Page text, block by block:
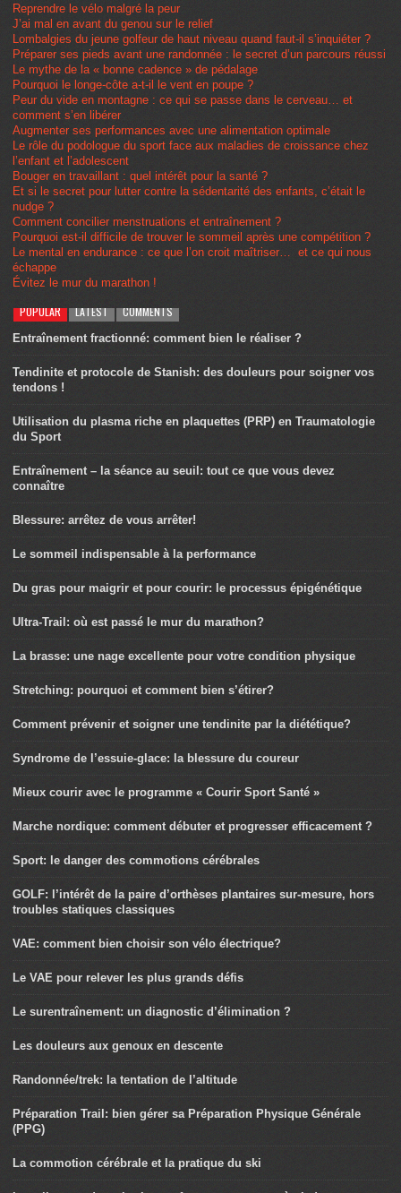
Reprendre le vélo malgré la peur
J’ai mal en avant du genou sur le relief
Lombalgies du jeune golfeur de haut niveau quand faut-il s’inquiéter ?
Préparer ses pieds avant une randonnée : le secret d’un parcours réussi
Le mythe de la « bonne cadence » de pédalage
Pourquoi le longe-côte a-t-il le vent en poupe ?
Peur du vide en montagne : ce qui se passe dans le cerveau… et
comment s’en libérer
Augmenter ses performances avec une alimentation optimale
Le rôle du podologue du sport face aux maladies de croissance chez
l’enfant et l’adolescent
Bouger en travaillant : quel intérêt pour la santé ?
Et si le secret pour lutter contre la sédentarité des enfants, c’était le
nudge ?
Comment concilier menstruations et entraînement ?
Pourquoi est-il difficile de trouver le sommeil après une compétition ?
Le mental en endurance : ce que l’on croit maîtriser… et ce qui nous
échappe
Évitez le mur du marathon !
POPULAR LATEST COMMENTS
Entraînement fractionné: comment bien le réaliser ?
Tendinite et protocole de Stanish: des douleurs pour soigner vos
tendons !
Utilisation du plasma riche en plaquettes (PRP) en Traumatologie
du Sport
Entraînement – la séance au seuil: tout ce que vous devez
connaître
Blessure: arrêtez de vous arrêter!
Le sommeil indispensable à la performance
Du gras pour maigrir et pour courir: le processus épigénétique
Ultra-Trail: où est passé le mur du marathon?
La brasse: une nage excellente pour votre condition physique
Stretching: pourquoi et comment bien s’étirer?
Comment prévenir et soigner une tendinite par la diététique?
Syndrome de l’essuie-glace: la blessure du coureur
Mieux courir avec le programme « Courir Sport Santé »
Marche nordique: comment débuter et progresser efficacement ?
Sport: le danger des commotions cérébrales
GOLF: l’intérêt de la paire d’orthèses plantaires sur-mesure, hors
troubles statiques classiques
VAE: comment bien choisir son vélo électrique?
Le VAE pour relever les plus grands défis
Le surentraînement: un diagnostic d’élimination ?
Les douleurs aux genoux en descente
Randonnée/trek: la tentation de l’altitude
Préparation Trail: bien gérer sa Préparation Physique Générale
(PPG)
La commotion cérébrale et la pratique du ski